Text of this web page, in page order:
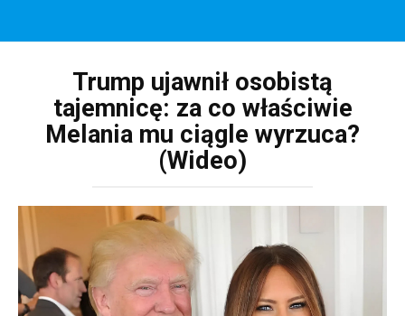
Trump ujawnił osobistą
tajemnicę: za co właściwie
Melania mu ciągle wyrzuca?
(Wideo)